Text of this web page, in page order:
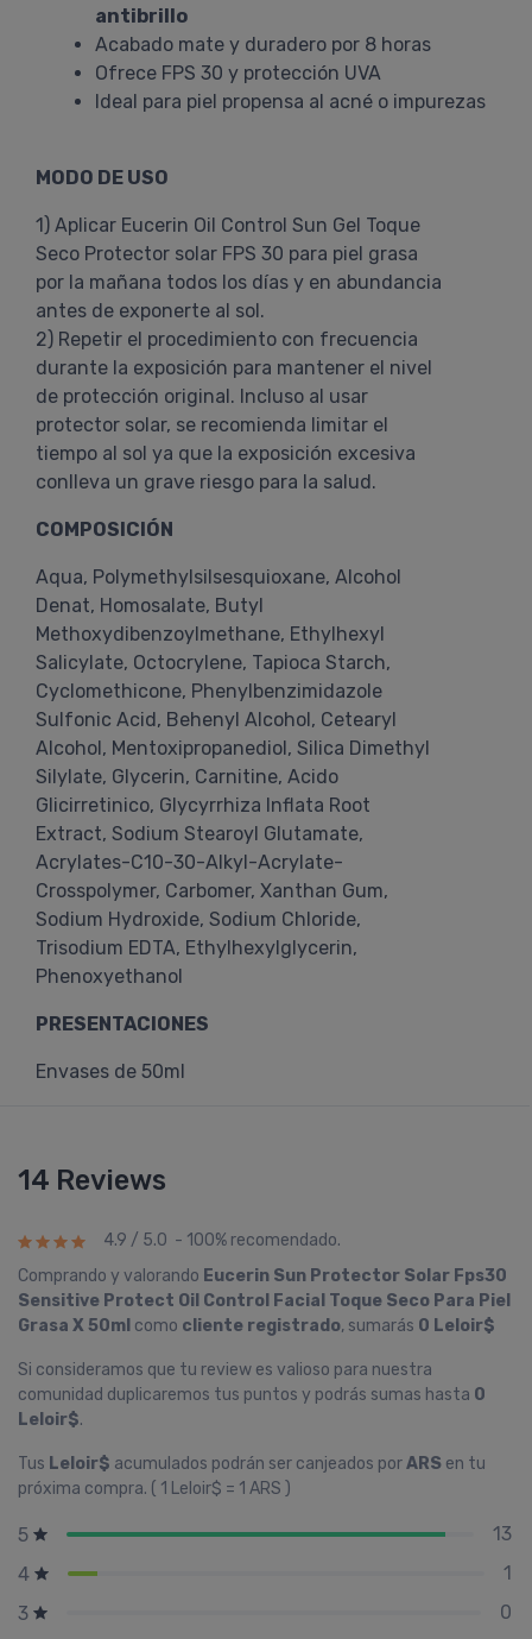
antibrillo
Acabado mate y duradero por 8 horas
Ofrece FPS 30 y protección UVA
Ideal para piel propensa al acné o impurezas
MODO DE USO
1) Aplicar Eucerin Oil Control Sun Gel Toque
Seco Protector solar FPS 30 para piel grasa
por la mañana todos los días y en abundancia
antes de exponerte al sol.
2) Repetir el procedimiento con frecuencia
durante la exposición para mantener el nivel
de protección original. Incluso al usar
protector solar, se recomienda limitar el
tiempo al sol ya que la exposición excesiva
conlleva un grave riesgo para la salud.
COMPOSICIÓN
Aqua, Polymethylsilsesquioxane, Alcohol
Denat, Homosalate, Butyl
Methoxydibenzoylmethane, Ethylhexyl
Salicylate, Octocrylene, Tapioca Starch,
Cyclomethicone, Phenylbenzimidazole
Sulfonic Acid, Behenyl Alcohol, Cetearyl
Alcohol, Mentoxipropanediol, Silica Dimethyl
Silylate, Glycerin, Carnitine, Acido
Glicirretinico, Glycyrrhiza Inflata Root
Extract, Sodium Stearoyl Glutamate,
Acrylates-C10-30-Alkyl-Acrylate-
Crosspolymer, Carbomer, Xanthan Gum,
Sodium Hydroxide, Sodium Chloride,
Trisodium EDTA, Ethylhexylglycerin,
Phenoxyethanol
PRESENTACIONES
Envases de 50ml
14 Reviews
4.9 / 5.0 - 100% recomendado.
Comprando y valorando Eucerin Sun Protector Solar Fps30
Sensitive Protect Oil Control Facial Toque Seco Para Piel
Grasa X 50ml como cliente registrado, sumarás 0 Leloir$
Si consideramos que tu review es valioso para nuestra
comunidad duplicaremos tus puntos y podrás sumas hasta 0
Leloir$.
Tus Leloir$ acumulados podrán ser canjeados porARS en tu
próxima compra. ( 1 Leloir$ = 1 ARS )
5
13
4
1
3
0